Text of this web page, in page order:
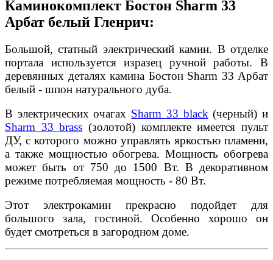
Каминокомплект Бостон Sharm 33
Арбат белый Гленрич:
Большой, статный электрический камин. В отделке
портала используется изразец ручной работы. В
деревянных деталях камина Бостон Sharm 33 Арбат
белый - шпон натурального дуба.
В электрических очагах Sharm 33 black (черный) и
Sharm 33 brass (золотой) комплекте имеется пульт
ДУ, с которого можно управлять яркостью пламени,
а также мощностью обогрева. Мощность обогрева
может быть от 750 до 1500 Вт. В декоративном
режиме потребляемая мощность - 80 Вт.
Этот электрокамин прекрасно подойдет для
большого зала, гостиной. Особенно хорошо он
будет смотреться в загородном доме.